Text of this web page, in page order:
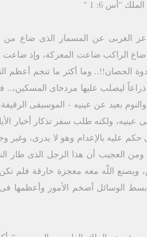
"أس 6: 1 "
الغربى عن المسمار الذى ضاع
ضاع الراكب ضاعت المعركة، وإذ
الحصان!!.. وما أكثر ما تنجم أعظم
ليصلب عليها مردخاى المسكين،..
بعيد عن عينيه - الموسيقى
ولكنه طلب سفر تذكار أخبار
عليه بالإعدام وهو لا يدرى، وغير
ومن العجيب أن هذا الرجل الذى
ويصنع اللّه معه معجزة خارقة فلم
بأبسط الوسائل أضخم الأمور وأعظمها